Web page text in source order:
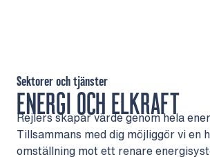
ENERGI OCH ELKRAFT
Sektorer och tjänster
Rejlers skapar värde genom hela
Tillsammans med dig möjliggör vi en
omställning mot ett renare